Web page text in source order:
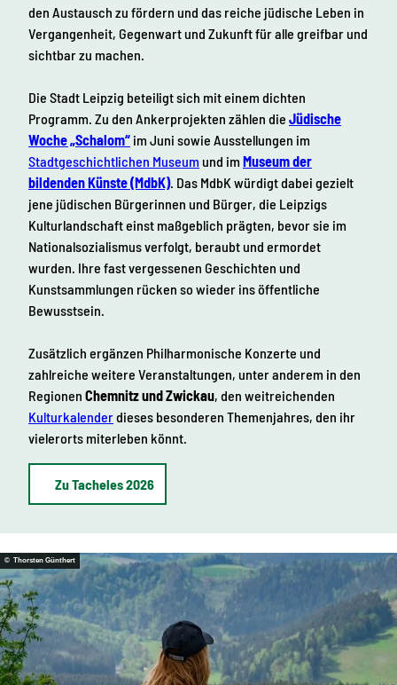
den Austausch zu fördern und das reiche jüdische Leben in
Vergangenheit, Gegenwart und Zukunft für alle greifbar und
sichtbar zu machen.
Die Stadt Leipzig beteiligt sich mit einem dichten
Programm. Zu den Ankerprojekten zählen die Jüdische
Woche „Schalom“ im Juni sowie Ausstellungen im
Stadtgeschichtlichen Museum und im Museum der
bildenden Künste (MdbK). Das MdbK würdigt dabei gezielt
jene jüdischen Bürgerinnen und Bürger, die Leipzigs
Kulturlandschaft einst maßgeblich prägten, bevor sie im
Nationalsozialismus verfolgt, beraubt und ermordet
wurden. Ihre fast vergessenen Geschichten und
Kunstsammlungen rücken so wieder ins öffentliche
Bewusstsein.
Zusätzlich ergänzen Philharmonische Konzerte und
zahlreiche weitere Veranstaltungen, unter anderem in den
Regionen Chemnitz und Zwickau, den weitreichenden
Kulturkalenderdieses besonderen Themenjahres, den ihr
vielerorts miterleben könnt.
Zu Tacheles 2026
© Thorsten Günthert